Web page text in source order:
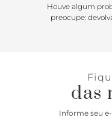
Houve algum
preocupe:
das
Informe seu